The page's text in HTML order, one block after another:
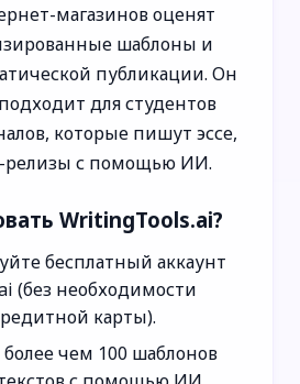
магазинов оценят
шаблоны и
публикации. Он
для студентов
которые пишут эссе,
релизы с помощью ИИ.
WritingTools.ai?
бесплатный аккаунт
(без необходимости
карты).
чем 100 шаблонов